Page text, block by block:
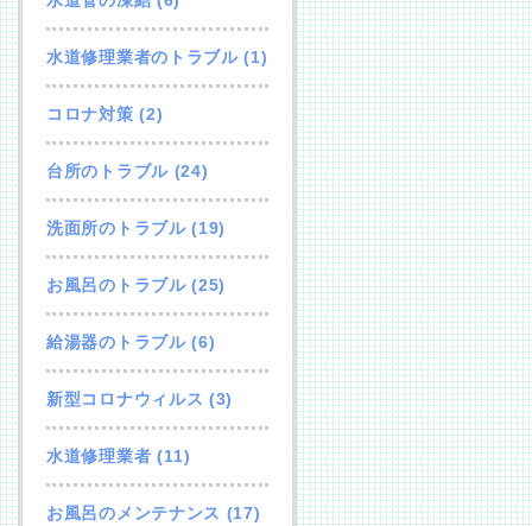
水道修理業者のトラブル(1)
コロナ対策 (2)
台所のトラブル(24)
洗面所のトラブル(19)
お風呂のトラブル(25)
給湯器のトラブル(6)
新型コロナウィルス (3)
水道修理業者 (11)
お風呂のメンテナンス (17)